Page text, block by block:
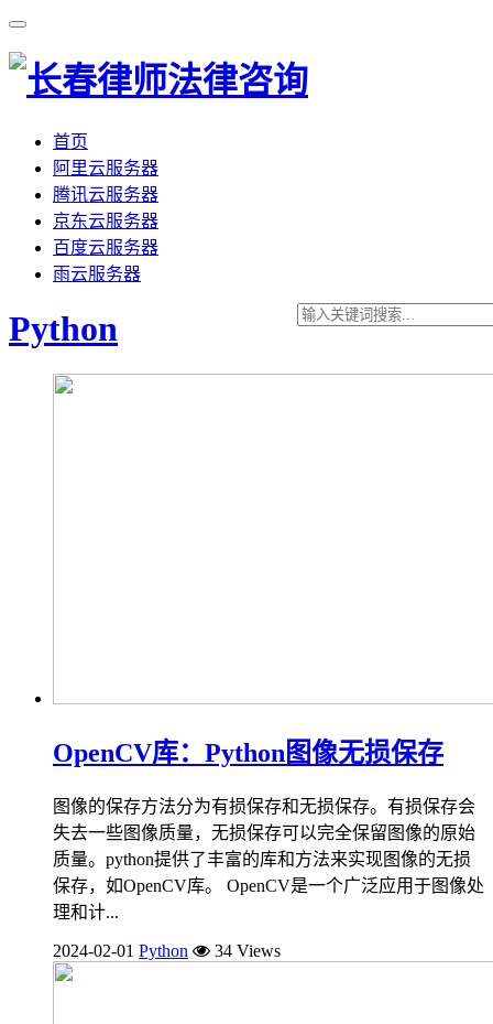
首页
阿里云服务器
腾讯云服务器
京东云服务器
百度云服务器
雨云服务器
Python
OpenCV库：Python图像无损保存
图像的保存方法分为有损保存和无损保存。有损保存会
失去一些图像质量，无损保存可以完全保留图像的原始
质量。python提供了丰富的库和方法来实现图像的无损
保存，如OpenCV库。 OpenCV是一个广泛应用于图像处
理和计...
2024-02-01 Python 34 Views